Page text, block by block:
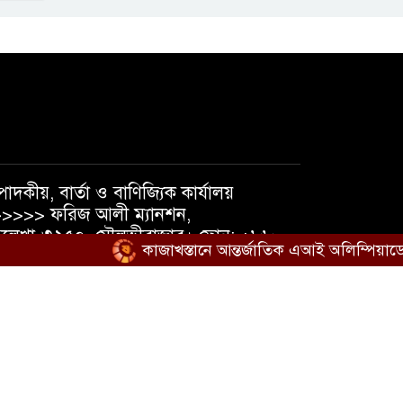
বার্তা ও বাণিজ্যিক কার্যালয়
ফরিজ আলী ম্যানশন,
৩২৫০, মৌলভীবাজার। ফোন: +৮৮
+৮৮ ০১৭৩৭১০৫৪৭৪
কাজাখস্তানে আন্তর্জাতিক এআই অলিম্পিয়াডে